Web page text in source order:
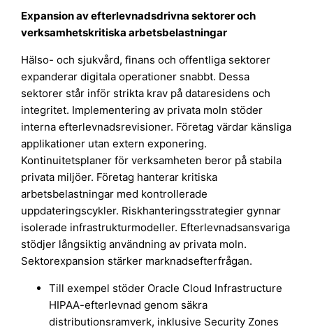
Expansion av efterlevnadsdrivna sektorer och
verksamhetskritiska arbetsbelastningar
Hälso- och sjukvård, finans och offentliga sektorer
expanderar digitala operationer snabbt. Dessa
sektorer står inför strikta krav på dataresidens och
integritet. Implementering av privata moln stöder
interna efterlevnadsrevisioner. Företag värdar känsliga
applikationer utan extern exponering.
Kontinuitetsplaner för verksamheten beror på stabila
privata miljöer. Företag hanterar kritiska
arbetsbelastningar med kontrollerade
uppdateringscykler. Riskhanteringsstrategier gynnar
isolerade infrastrukturmodeller. Efterlevnadsansvariga
stödjer långsiktig användning av privata moln.
Sektorexpansion stärker marknadsefterfrågan.
Till exempel stöder Oracle Cloud Infrastructure
HIPAA-efterlevnad genom säkra
distributionsramverk, inklusive Security Zones